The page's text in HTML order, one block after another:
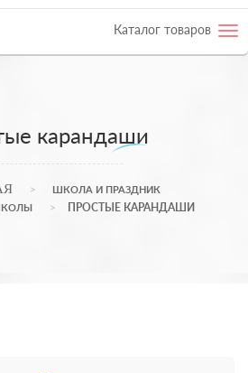
Каталог товаров
карандаши
ШКОЛА И ПРАЗДНИК
ПРОСТЫЕ КАРАНДАШИ